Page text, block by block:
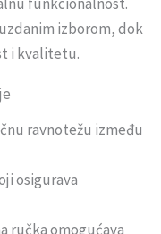
izborom, dok
i kvalitetu.
ravnotežu između
osigurava
ručka omogućava